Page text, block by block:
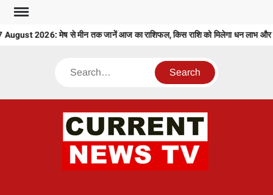
Skip
content2026: मेष से मीन तक जानें आज का राशिफल, किस राशि को मिलेगा धन लाभ और
Search